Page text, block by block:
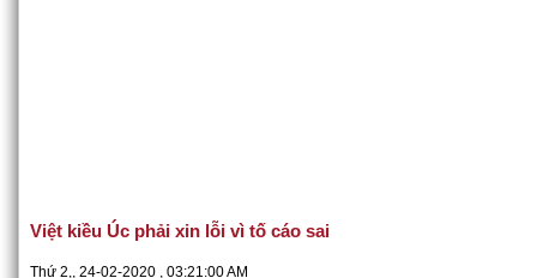
Việt kiều Úc phải xin lỗi vì tố cáo sai
Thứ 2,, 24-02-2020 , 03:21:00 AM